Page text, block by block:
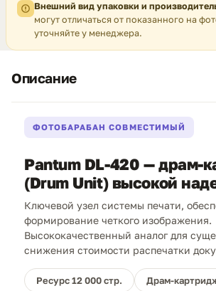
Внешний вид упаковки и
могут отличаться от показанного на
уточняйте у менеджера.
Описание
ФОТОБАРАБАН СОВМЕСТИМЫЙ
Pantum DL-420 — драм-
(Drum Unit) высокой
Ключевой узел системы печати,
формирование четкого изображения.
Высококачественный аналог для
снижения стоимости распечатки
Ресурс 12 000 стр. Драм-